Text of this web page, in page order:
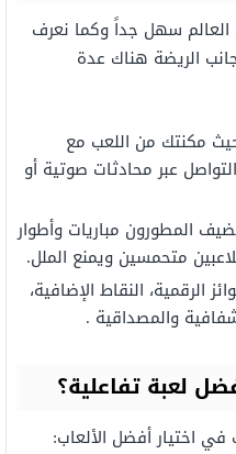
العالم سهل جداً وكما نعرف
الريضة هناك عدة
حيث مكنتك من اللعب مع
عبر محادثات صوتية أو
المطورون مباريات وأطوار
متحمسين ويمنع الملل.
الرقمية، النقاط الإضافية،
والمصداقية .
لعبة تفاعلية؟
اختيار أفضل الألعاب: